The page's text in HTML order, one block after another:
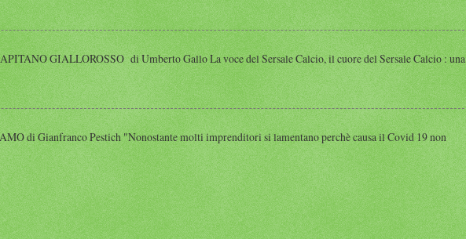
GIALLOROSSO di Umberto Gallo La voce del Sersale Calcio, il cuore del Sersale Calcio : una
di Gianfranco Pestich "Nonostante molti imprenditori si lamentano perchè causa il Covid 19 non